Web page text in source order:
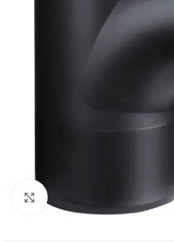
Haga clic para ampliar